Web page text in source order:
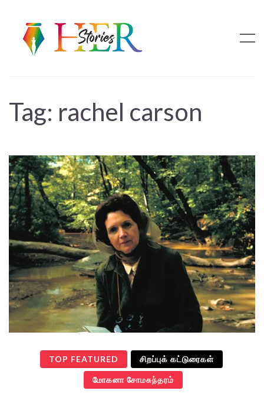
Tag: rachel carson
TOP FEATURED சிறப்புக் கட்டுரைகள்
மோகனா சோமசுந்தரம்